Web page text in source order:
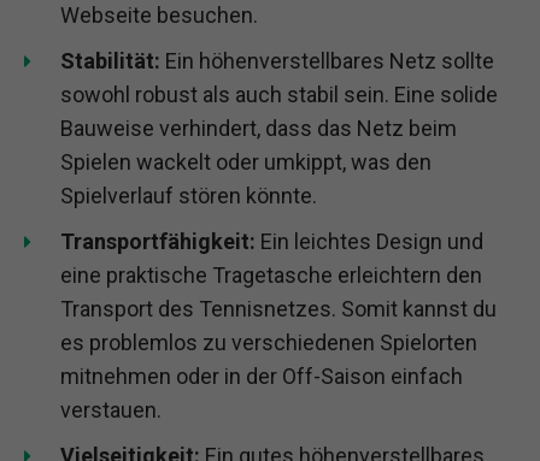
Webseite besuchen.
Stabilität: Ein höhenverstellbares Netz sollte
sowohl robust als auch stabil sein. Eine solide
Bauweise verhindert, dass das Netz beim
Spielen wackelt oder umkippt, was den
Spielverlauf stören könnte.
Transportfähigkeit: Ein leichtes Design und
eine praktische Tragetasche erleichtern den
Transport des Tennisnetzes. Somit kannst du
es problemlos zu verschiedenen Spielorten
mitnehmen oder in der Off-Saison einfach
verstauen.
Vielseitigkeit: Ein gutes höhenverstellbares